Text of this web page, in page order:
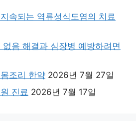
속되는 역류성식도염의 치료
음 해결과 심장병 예방하려면
조리 한약 2026년 7월 27일
진료 2026년 7월 17일